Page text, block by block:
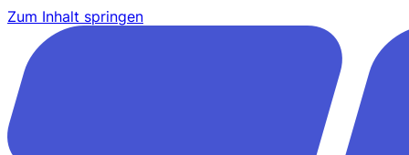
Zum Inhalt springen